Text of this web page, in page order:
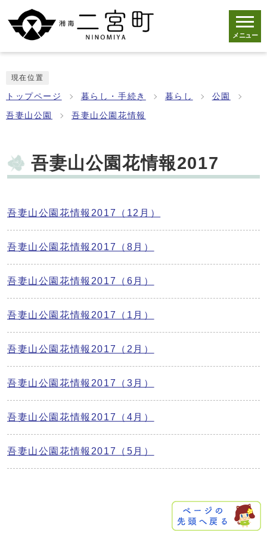
メニュー
現在位置
トップページ 暮らし・手続き 暮らし 公園
吾妻山公園 吾妻山公園花情報
吾妻山公園花情報2017
吾妻山公園花情報2017（12月）
吾妻山公園花情報2017（8月）
吾妻山公園花情報2017（6月）
吾妻山公園花情報2017（1月）
吾妻山公園花情報2017（2月）
吾妻山公園花情報2017（3月）
吾妻山公園花情報2017（4月）
吾妻山公園花情報2017（5月）